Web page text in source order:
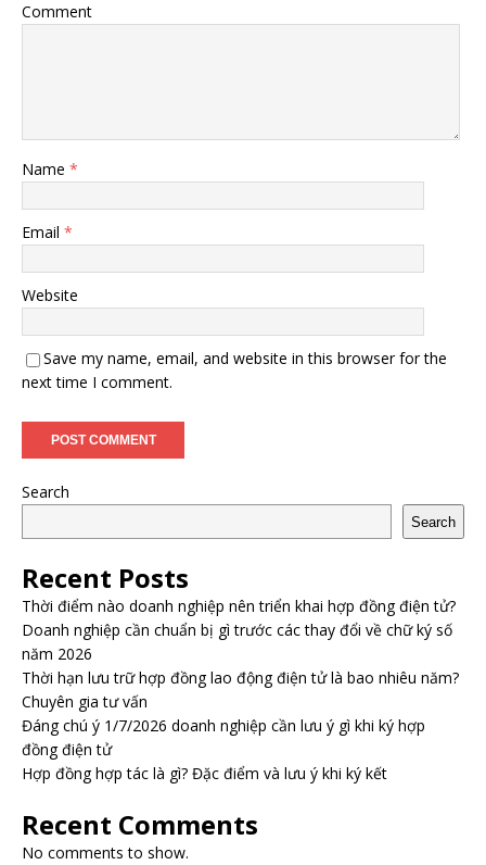
Comment
Name *
Email *
Website
Save my name, email, and website in this browser for the
next time I comment.
Search
Search
Recent Posts
Thời điểm nào doanh nghiệp nên triển khai hợp đồng điện tử?
Doanh nghiệp cần chuẩn bị gì trước các thay đổi về chữ ký số
năm 2026
Thời hạn lưu trữ hợp đồng lao động điện tử là bao nhiêu năm?
Chuyên gia tư vấn
Đáng chú ý 1/7/2026 doanh nghiệp cần lưu ý gì khi ký hợp
đồng điện tử
Hợp đồng hợp tác là gì? Đặc điểm và lưu ý khi ký kết
Recent Comments
No comments to show.